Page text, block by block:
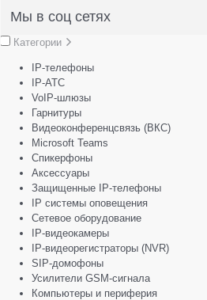
Мы в соц сетях
Категории
IP-телефоны
IP-АТС
VoIP-шлюзы
Гарнитуры
Видеоконференцсвязь (ВКС)
Microsoft Teams
Спикерфоны
Аксессуары
Защищенные IP-телефоны
IP системы оповещения
Сетевое оборудование
IP-видеокамеры
IP-видеорегистраторы (NVR)
SIP-домофоны
Усилители GSM-сигнала
Компьютеры и периферия